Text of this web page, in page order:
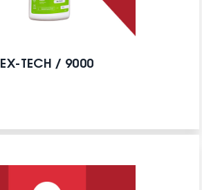
EX-TECH / 9000